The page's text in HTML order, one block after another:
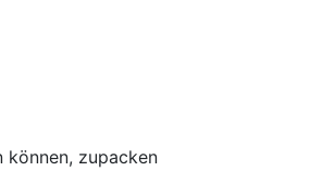
können, zupacken